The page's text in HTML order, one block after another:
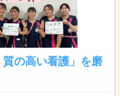
の高い看護」を磨